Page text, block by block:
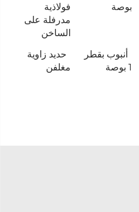
بوصة
فولاذية
مدرفلة على
الساخن
أنبوب بقطر
1 بوصة
حديد زاوية
مغلفن